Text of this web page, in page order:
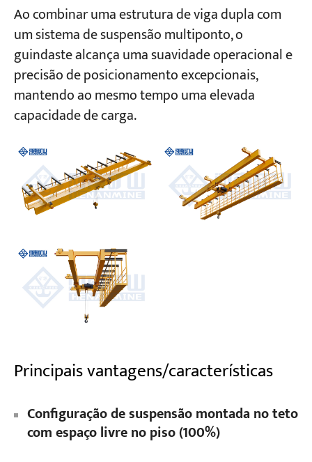
Ao combinar uma estrutura de viga dupla com
um sistema de suspensão multiponto, o
guindaste alcança uma suavidade operacional e
precisão de posicionamento excepcionais,
mantendo ao mesmo tempo uma elevada
capacidade de carga.
Principais vantagens/características
Configuração de suspensão montada no teto
com espaço livre no piso (100%)